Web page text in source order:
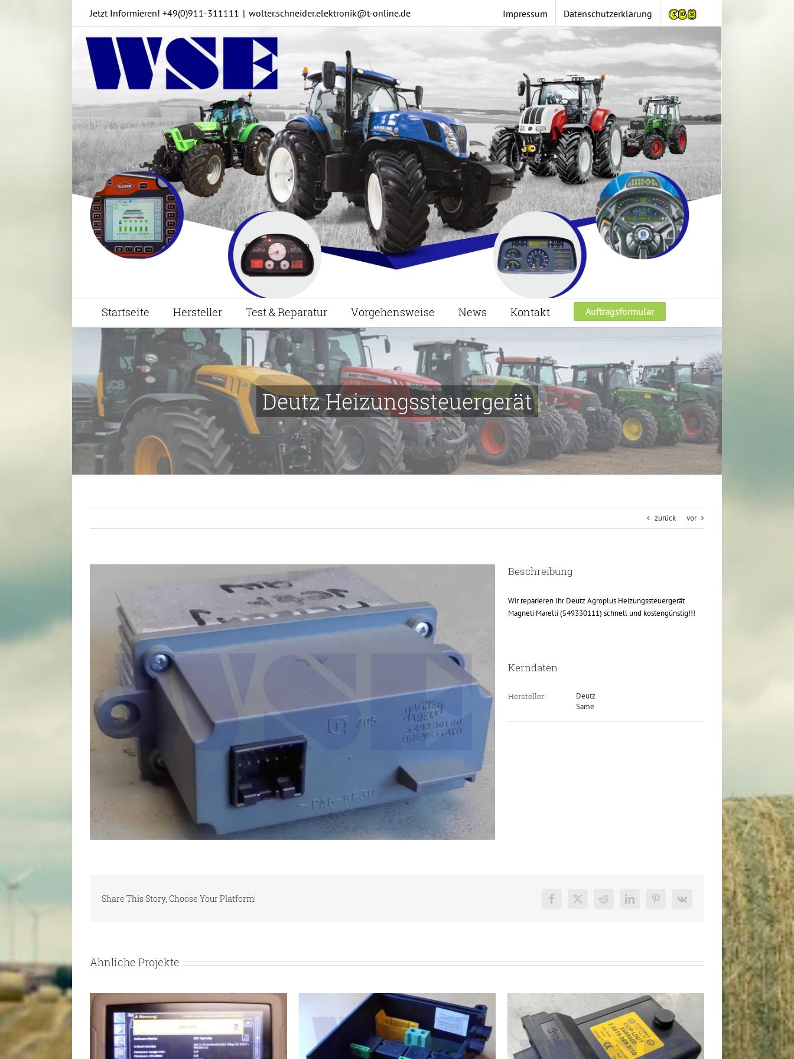
Jetzt Informieren! +49(0)911-311111 | wolter.schneider.elektronik@t-online.de Impressum Datenschutzerklärung
Startseite Hersteller Test & Reparatur Vorgehensweise News Kontakt Auftragsformular
Deutz Heizungssteuergerät
zurück vor
Beschreibung
Wir reparieren Ihr Deutz Agroplus Heizungssteuergerät
Magneti Marelli (549330111) schnell und kostengünstig!!!
Kerndaten
Hersteller:
Deutz
Same
Share This Story, Choose Your Platform! Facebook
X Reddit LinkedInPinterest
Vk
Ähnliche Projekte